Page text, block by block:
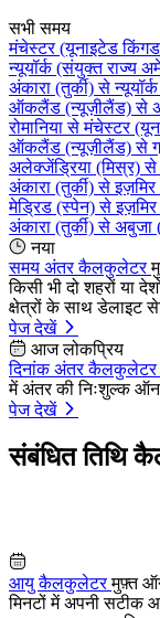
सभी समय
मंचेस्टर (यूनाइटेड
न्यूयॉर्क (संयुक्त राज्य
अंकारा (तुर्की) से
ऑकलैंड (न्यूज़ीलैंड) से
रोमानिया से मंचेस्टर
ऑकलैंड (न्यूज़ीलैंड) से
अलेक्जेंड्रिया (मिस्र)
अंकारा (तुर्की) से
मेड्रिड (स्पेन) से
अंकारा (तुर्की) से अबुजा
नया
समय अंतर कैलकुलेटर
किसी भी दो शहरों या
क्षेत्रों के साथ डेलाइट
पेज देखें
आज लोकप्रिय
दिनांक अंतर कैलकुलेटर
में अंतर की निःशुल्क
पेज देखें
संबंधित तिथि
आयु कैलकुलेटरमुफ़्त
मिनटों में अपनी सटीक